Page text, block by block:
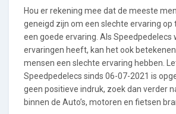
Hou er rekening mee dat de meeste
geneigd zijn om een slechte ervaring op
een goede ervaring. Als Speedpedelecs
ervaringen heeft, kan het ook
mensen een slechte ervaring hebben.
Speedpedelecs sinds 06-07-2021 is
geen positieve indruk, zoek dan verder
binnen de Auto’s, motoren en fietsen